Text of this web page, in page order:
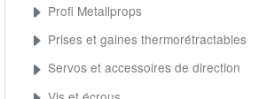
Profi Metallprops
Prises et gaines thermorétractables
Servos et accessoires de direction